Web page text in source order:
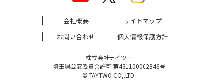
会社概要
サイトマップ
お問い合わせ
個人情報保護方針
株式会社テイツー
埼玉県公安委員会許可 第431100002846号
© TAYTWO CO,.LTD.